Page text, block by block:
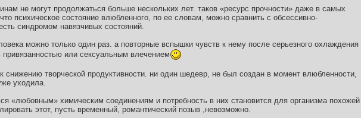
не могут продолжаться больше нескольких лет. таков «ресурс прочности» даже в самых
психическое состояние влюбленного, по ее словам, можно сравнить с обсессивно-
синдромом навязчивых состояний.
можно только один раз. а повторные вспышки чувств к нему после серьезного охлаждения
или сексуальным влечением
снижению творческой продуктивности. ни один шедевр, не был создан в момент влюбленности,
уходила.
«любовным» химическим соединениям и потребность в них становится для организма похожей
этот, пусть временный, романтический позыв ,невозможно.